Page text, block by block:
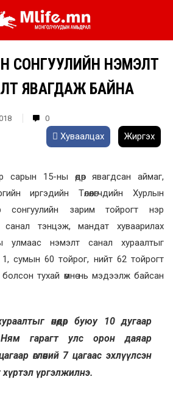
СОНГУУЛИЙН НЭМЭЛТ
ЯВАГДАЖ БАЙНА
0
Хуваалцах Жиргэх
15-ны өдөр явагдсан аймаг,
иргэдийн Төлөөлөгчдийн Хурлын
сонгуулийн зарим тойрогт нэр
тэнцэж, мандат хуваарилах
улмаас нэмэлт санал хураалтыг
сумын 60 тойрог, нийт 62 тойрогт
тухай өмнө нь мэдээлж байсан
өнөөдөр буюу 10 дугаар
гарагт улс орон даяар
өглөөний 7 цагаас эхлүүлсэн
хүртэл үргэлжилнэ.